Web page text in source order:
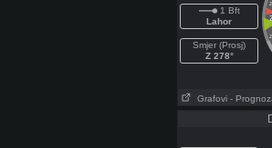
1 Bft
Lahor
Smjer (Prosj)
Z 278°
Grafovi -